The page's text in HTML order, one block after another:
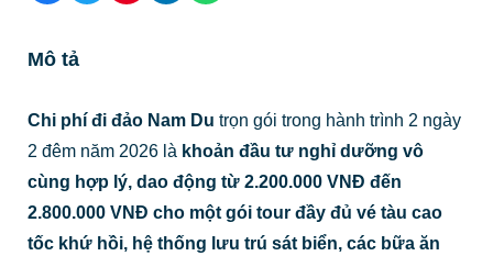
Mô tả
Chi phí đi đảo Nam Du trọn gói trong hành trình 2 ngày
2 đêm năm 2026 là khoản đầu tư nghỉ dưỡng vô
cùng hợp lý, dao động từ 2.200.000 VNĐ đến
2.800.000 VNĐ cho một gói tour đầy đủ vé tàu cao
tốc khứ hồi, hệ thống lưu trú sát biển, các bữa ăn